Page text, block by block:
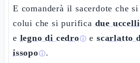
E comanderà il sacerdote che
colui che si purifica due uccelli
e legno di cedroⓘ escarlatto
issopoⓘ.